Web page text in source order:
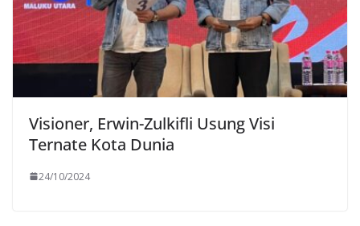
Visioner, Erwin-Zulkifli Usung Visi
Ternate Kota Dunia
24/10/2024